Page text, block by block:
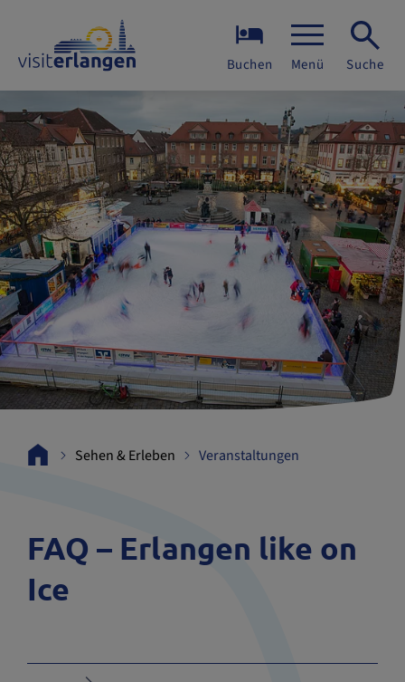
Buchen Menü Suche
Veranstaltungen
Sehen & Erleben
FAQ – Erlangen like on
Ice